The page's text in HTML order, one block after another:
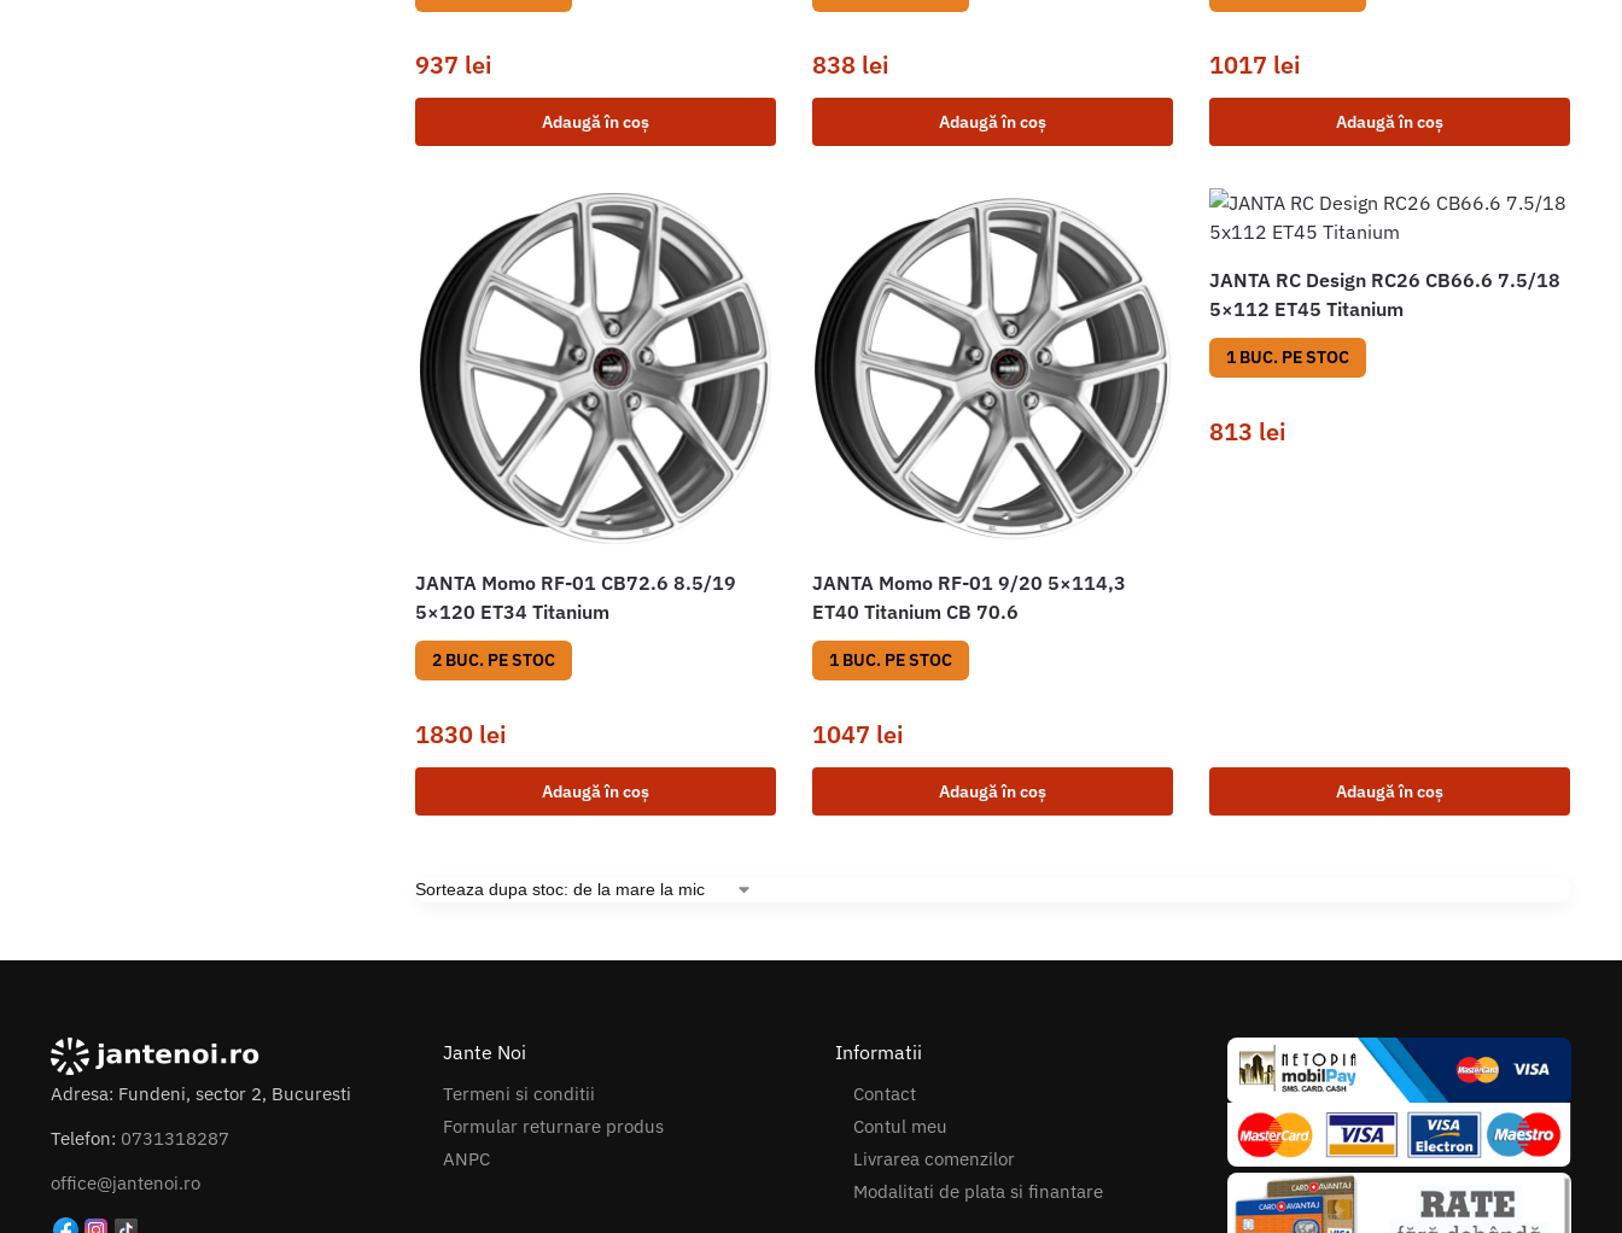
937 lei
Adaugă în coș
838 lei
Adaugă în coș
1017 lei
Adaugă în coș
JANTA Momo RF-01 CB72.6 8.5/19
5×120 ET34 Titanium
2 BUC. PE STOC
1830 lei
Adaugă în coș
JANTA Momo RF-01 9/20 5×114,3
ET40 Titanium CB 70.6
1 BUC. PE STOC
1047 lei
Adaugă în coș
JANTA RC Design RC26 CB66.6 7.5/18
5×112 ET45 Titanium
1 BUC. PE STOC
813 lei
Adaugă în coș
Adresa: Fundeni, sector 2, Bucuresti
Telefon: 0731318287
office@jantenoi.ro
Jante Noi
Termeni si conditii
Formular returnare produs
ANPC
Informatii
Contact
Contul meu
Livrarea comenzilor
Modalitati de plata si finantare